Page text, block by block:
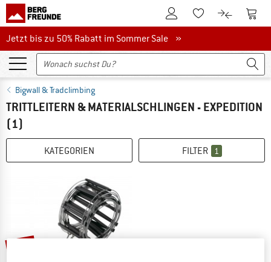
Zum KundenkontoZum Merkzettel.
Zum Zum
Jetzt bis zu 50% Rabatt im Sommer Sale
Jetzt bis zu 50% Rabatt im Sommer Sale »
Bigwall & Tradclimbing
TRITTLEITERN & MATERIALSCHLINGEN - EXPEDITION
(1)
KATEGORIEN FILTER 1